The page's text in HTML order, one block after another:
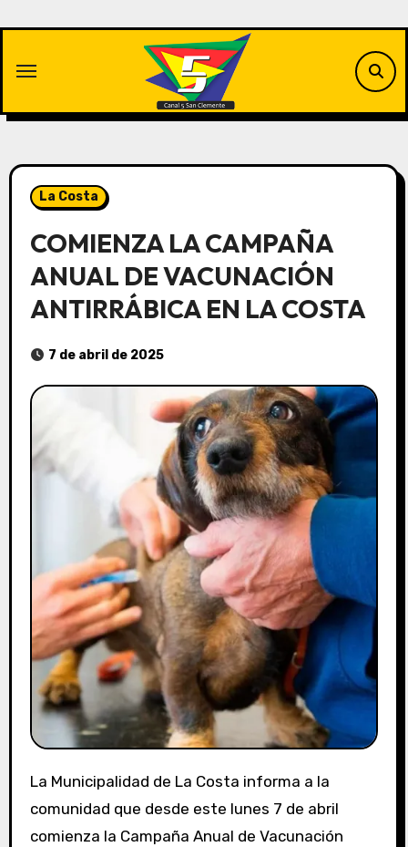
contenido
La Costa
COMIENZA LA CAMPAÑA
ANUAL DE VACUNACIÓN
ANTIRRÁBICA EN LA COSTA
7 de abril de 2025
La Municipalidad de La Costa informa a la
comunidad que desde este lunes 7 de abril
comienza la Campaña Anual de Vacunación